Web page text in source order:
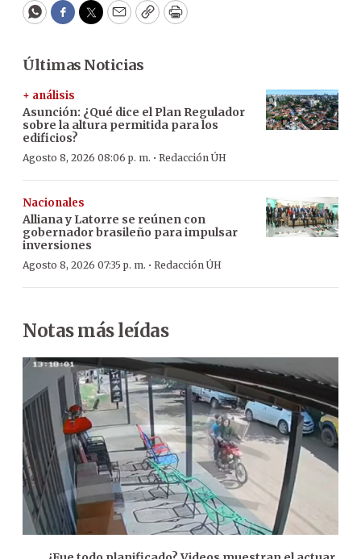
WhatsApp
Facebook
Twitter
EmailCopyPrint
Últimas Noticias
+ análisis
Asunción: ¿Qué dice el Plan Regulador
sobre la altura permitida para los
edificios?
Agosto 8, 2026 08:06 p. m. · Redacción ÚH
Nacionales
Alliana y Latorre se reúnen con
gobernador brasileño para impulsar
inversiones
Agosto 8, 2026 07:35 p. m. · Redacción ÚH
Notas más leídas